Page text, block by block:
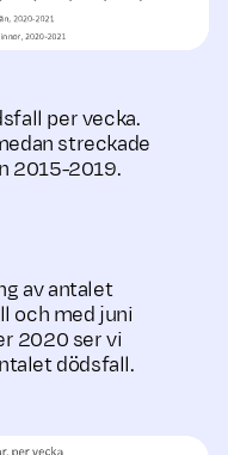
per vecka.
streckade
2015-2019.
av antalet
och med juni
2020 ser vi
dödsfall.